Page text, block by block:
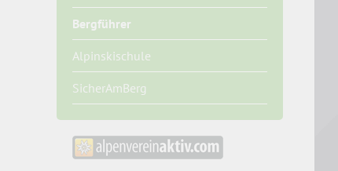
Bergführer
Alpinskischule
SicherAmBerg